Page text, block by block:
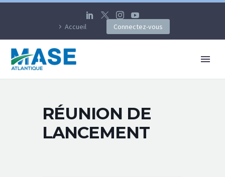
Accueil Connectez-vous
RÉUNION DE
LANCEMENT